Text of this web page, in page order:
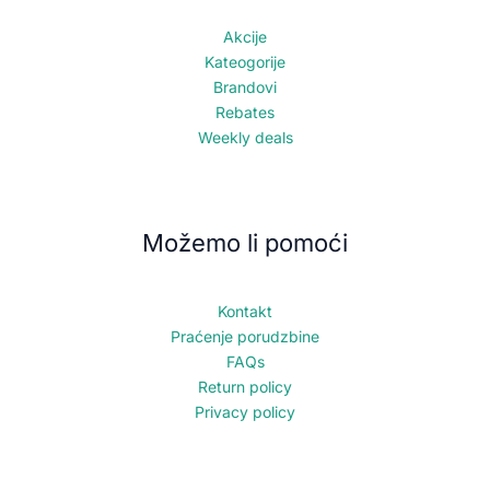
Akcije
Kateogorije
Brandovi
Rebates
Weekly deals
Možemo li pomoći
Kontakt
Praćenje porudzbine
FAQs
Return policy
Privacy policy